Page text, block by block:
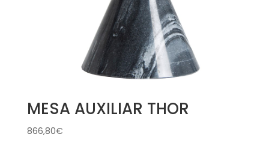
MESA AUXILIAR THOR
866,80€